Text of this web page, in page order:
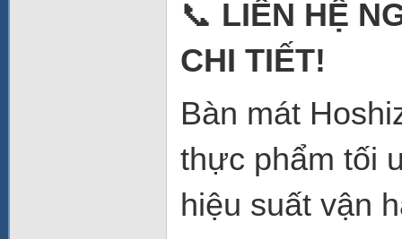
📞 LIÊN HỆ
CHI TIẾT!
Bàn mát
thực phẩm tối
hiệu suất vận